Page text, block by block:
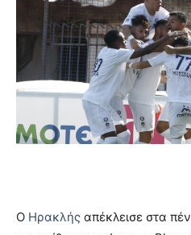
Ο Ηρακλής απέκλεισε στα